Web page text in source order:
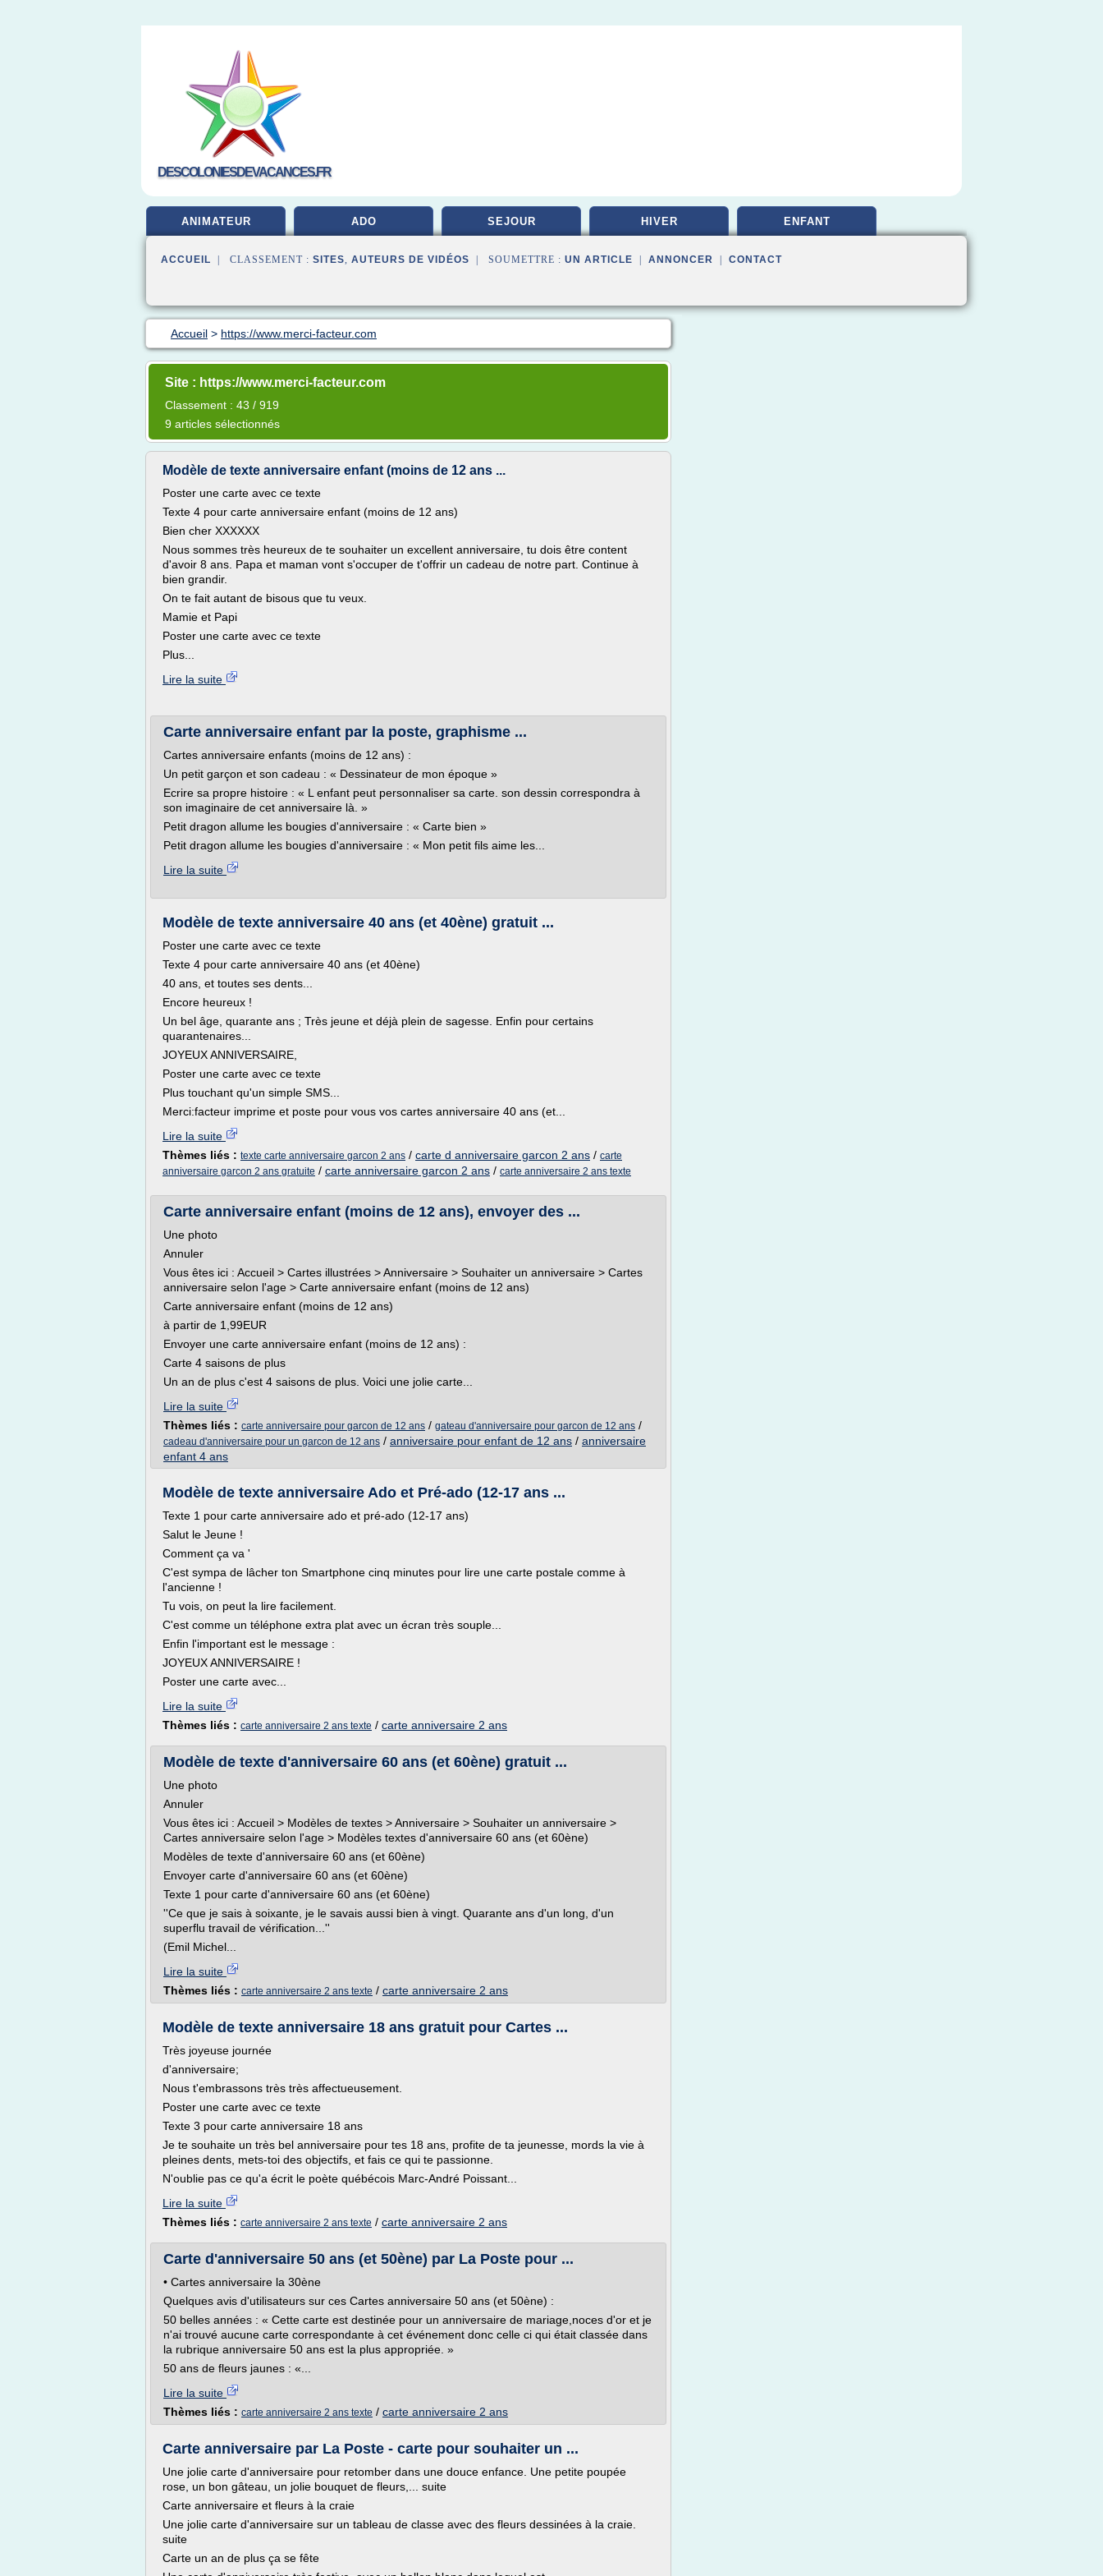
DESCOLONIESDEVACANCES.FR
ANIMATEUR ADO SEJOUR HIVER ENFANT
ACCUEIL | CLASSEMENT : SITES, AUTEURS DE VIDÉOS | SOUMETTRE : UN ARTICLE ANNONCER CONTACT
Accueil > https://www.merci-facteur.com
Site : https://www.merci-facteur.com
Classement : 43 / 919
9 articles sélectionnés
Modèle de texte anniversaire enfant (moins de 12 ans ...
Poster une carte avec ce texte
Texte 4 pour carte anniversaire enfant (moins de 12 ans)
Bien cher XXXXXX
Nous sommes très heureux de te souhaiter un excellent anniversaire, tu dois être content
d'avoir 8 ans. Papa et maman vont s'occuper de t'offrir un cadeau de notre part. Continue à
bien grandir.
On te fait autant de bisous que tu veux.
Mamie et Papi
Poster une carte avec ce texte
Plus...
Lire la suite
Carte anniversaire enfant par la poste, graphisme ...
Cartes anniversaire enfants (moins de 12 ans) :
Un petit garçon et son cadeau : « Dessinateur de mon époque »
Ecrire sa propre histoire : « L enfant peut personnaliser sa carte. son dessin correspondra à
son imaginaire de cet anniversaire là. »
Petit dragon allume les bougies d'anniversaire : « Carte bien »
Petit dragon allume les bougies d'anniversaire : « Mon petit fils aime les...
Lire la suite
Modèle de texte anniversaire 40 ans (et 40ène) gratuit ...
Poster une carte avec ce texte
Texte 4 pour carte anniversaire 40 ans (et 40ène)
40 ans, et toutes ses dents...
Encore heureux !
Un bel âge, quarante ans ; Très jeune et déjà plein de sagesse. Enfin pour certains
quarantenaires...
JOYEUX ANNIVERSAIRE,
Poster une carte avec ce texte
Plus touchant qu'un simple SMS...
Merci:facteur imprime et poste pour vous vos cartes anniversaire 40 ans (et...
Lire la suite
Thèmes liés : texte carte anniversaire garcon 2 ans / carte d anniversaire garcon 2 ans / carte
anniversaire garcon 2 ans gratuite / carte anniversaire garcon 2 ans / carte anniversaire 2 ans texte
Carte anniversaire enfant (moins de 12 ans), envoyer des ...
Une photo
Annuler
Vous êtes ici : Accueil > Cartes illustrées > Anniversaire > Souhaiter un anniversaire > Cartes
anniversaire selon l'age > Carte anniversaire enfant (moins de 12 ans)
Carte anniversaire enfant (moins de 12 ans)
à partir de 1,99EUR
Envoyer une carte anniversaire enfant (moins de 12 ans) :
Carte 4 saisons de plus
Un an de plus c'est 4 saisons de plus. Voici une jolie carte...
Lire la suite
Thèmes liés : carte anniversaire pour garcon de 12 ans / gateau d'anniversaire pour garcon de 12 ans /
cadeau d'anniversaire pour un garcon de 12 ans / anniversaire pour enfant de 12 ans / anniversaire
enfant 4 ans
Modèle de texte anniversaire Ado et Pré-ado (12-17 ans ...
Texte 1 pour carte anniversaire ado et pré-ado (12-17 ans)
Salut le Jeune !
Comment ça va '
C'est sympa de lâcher ton Smartphone cinq minutes pour lire une carte postale comme à
l'ancienne !
Tu vois, on peut la lire facilement.
C'est comme un téléphone extra plat avec un écran très souple...
Enfin l'important est le message :
JOYEUX ANNIVERSAIRE !
Poster une carte avec...
Lire la suite
Thèmes liés : carte anniversaire 2 ans texte / carte anniversaire 2 ans
Modèle de texte d'anniversaire 60 ans (et 60ène) gratuit ...
Une photo
Annuler
Vous êtes ici : Accueil > Modèles de textes > Anniversaire > Souhaiter un anniversaire >
Cartes anniversaire selon l'age > Modèles textes d'anniversaire 60 ans (et 60ène)
Modèles de texte d'anniversaire 60 ans (et 60ène)
Envoyer carte d'anniversaire 60 ans (et 60ène)
Texte 1 pour carte d'anniversaire 60 ans (et 60ène)
''Ce que je sais à soixante, je le savais aussi bien à vingt. Quarante ans d'un long, d'un
superflu travail de vérification...''
(Emil Michel...
Lire la suite
Thèmes liés : carte anniversaire 2 ans texte / carte anniversaire 2 ans
Modèle de texte anniversaire 18 ans gratuit pour Cartes ...
Très joyeuse journée
d'anniversaire;
Nous t'embrassons très très affectueusement.
Poster une carte avec ce texte
Texte 3 pour carte anniversaire 18 ans
Je te souhaite un très bel anniversaire pour tes 18 ans, profite de ta jeunesse, mords la vie à
pleines dents, mets-toi des objectifs, et fais ce qui te passionne.
N'oublie pas ce qu'a écrit le poète québécois Marc-André Poissant...
Lire la suite
Thèmes liés : carte anniversaire 2 ans texte / carte anniversaire 2 ans
Carte d'anniversaire 50 ans (et 50ène) par La Poste pour ...
• Cartes anniversaire la 30ène
Quelques avis d'utilisateurs sur ces Cartes anniversaire 50 ans (et 50ène) :
50 belles années : « Cette carte est destinée pour un anniversaire de mariage,noces d'or et je
n'ai trouvé aucune carte correspondante à cet événement donc celle ci qui était classée dans
la rubrique anniversaire 50 ans est la plus appropriée. »
50 ans de fleurs jaunes : «...
Lire la suite
Thèmes liés : carte anniversaire 2 ans texte / carte anniversaire 2 ans
Carte anniversaire par La Poste - carte pour souhaiter un ...
Une jolie carte d'anniversaire pour retomber dans une douce enfance. Une petite poupée
rose, un bon gâteau, un jolie bouquet de fleurs,... suite
Carte anniversaire et fleurs à la craie
Une jolie carte d'anniversaire sur un tableau de classe avec des fleurs dessinées à la craie.
suite
Carte un an de plus ça se fête